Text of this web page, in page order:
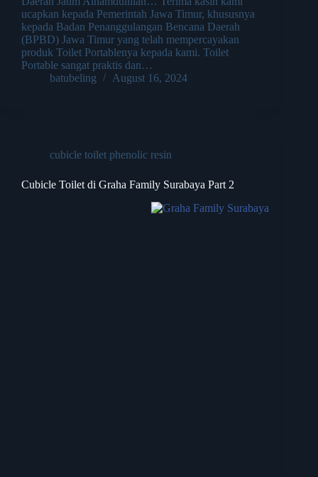
ucapkan kepada Pemerintah Jawa Timur, khususnya
kepada Badan Penanggulangan Bencana Daerah
(BPBD) Jawa Timur yang telah mempercayakan
produk Toilet Portablenya kepada kami. Toilet
Portable sangat praktis dan…
batubeling
August 16, 2024
cubicle toilet phenolic resin
Cubicle Toilet di Graha Family Surabaya Part 2